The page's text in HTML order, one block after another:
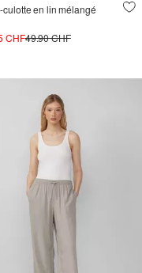
culotte en lin mélangé
CHF49.90 CHF